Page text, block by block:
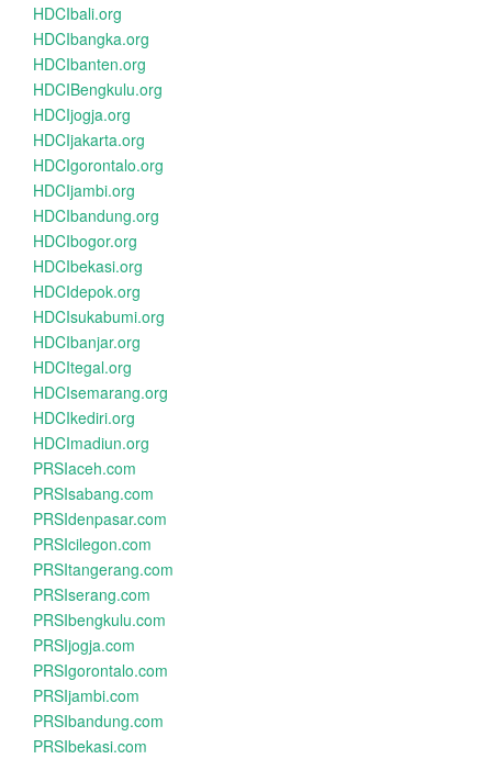
HDCIbali.org
HDCIbangka.org
HDCIbanten.org
HDCIBengkulu.org
HDCIjogja.org
HDCIjakarta.org
HDCIgorontalo.org
HDCIjambi.org
HDCIbandung.org
HDCIbogor.org
HDCIbekasi.org
HDCIdepok.org
HDCIsukabumi.org
HDCIbanjar.org
HDCItegal.org
HDCIsemarang.org
HDCIkediri.org
HDCImadiun.org
PRSIaceh.com
PRSIsabang.com
PRSIdenpasar.com
PRSIcilegon.com
PRSItangerang.com
PRSIserang.com
PRSIbengkulu.com
PRSIjogja.com
PRSIgorontalo.com
PRSIjambi.com
PRSIbandung.com
PRSIbekasi.com